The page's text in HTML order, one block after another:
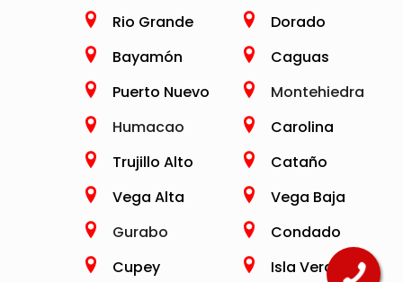
Rio Grande
Dorado
Bayamón
Caguas
Puerto Nuevo
Montehiedra
Humacao
Carolina
Trujillo Alto
Cataño
Vega Alta
Vega Baja
Gurabo
Condado
Cupey
Isla Verde